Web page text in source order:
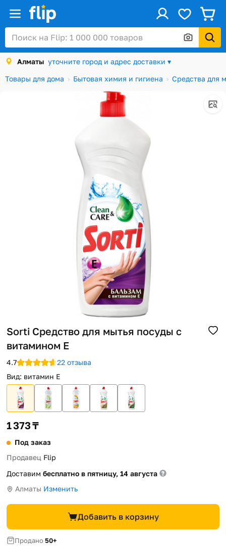
Алматы уточните город и адрес доставки ▾
Товары для дома
Бытовая химия и гигиена Средства для
Sorti Средство для мытья посуды с
витамином Е
4.7
22 отзыва
Вид: витамин Е
1 373 ₸
Под заказ
Продавец Flip
Доставим бесплатно в пятницу, 14 августа
Алматы Изменить
Добавить в корзину
Продано50+
Войти / Регистрация
Каталог
Скидки и акции
История просмотров